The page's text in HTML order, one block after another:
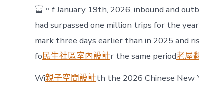
富。f January 19th, 2026, inbound and
had surpassed one million trips for the
mark three days earlier than in 2025 and
fo民生社區室內設計r the same period老屋
Wi親子空間設計th the 2026 Chinese New